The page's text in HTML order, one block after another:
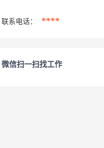
联系电话： ****
微信扫一扫找工作